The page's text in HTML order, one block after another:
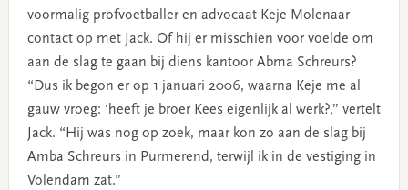
voormalig profvoetballer en advocaat Keje Molenaar
contact op met Jack. Of hij er misschien voor voelde om
aan de slag te gaan bij diens kantoor Abma Schreurs?
“Dus ik begon er op 1 januari 2006, waarna Keje me al
gauw vroeg: ‘heeft je broer Kees eigenlijk al werk?,” vertelt
Jack. “Hij was nog op zoek, maar kon zo aan de slag bij
Amba Schreurs in Purmerend, terwijl ik in de vestiging in
Volendam zat.”